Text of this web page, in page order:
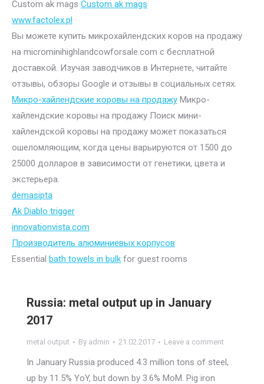
Custom ak mags Custom ak mags
www.factolex.pl
Вы можете купить микрохайлендских коров на продажу
на microminihighlandcowforsale.com с бесплатной
доставкой. Изучая заводчиков в Интернете, читайте
отзывы, обзоры Google и отзывы в социальных сетях.
Микро-хайлендские коровы на продажу Микро-
хайлендские коровы на продажу Поиск мини-
хайлендской коровы на продажу может показаться
ошеломляющим, когда цены варьируются от 1500 до
25000 долларов в зависимости от генетики, цвета и
экстерьера.
demasipta
Ak Diablo trigger
innovationvista.com
Производитель алюминиевых корпусов
Essential bath towels in bulk for guest rooms
Russia: metal output up in January
2017
metal output By admin 21.02.2017 Leave a comment
In January Russia produced 4.3 million tons of steel,
up by 11.5% YoY, but down by 3.6% MoM. Pig iron